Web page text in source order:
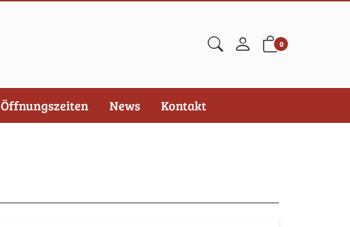
0
Öffnungszeiten News Kontakt